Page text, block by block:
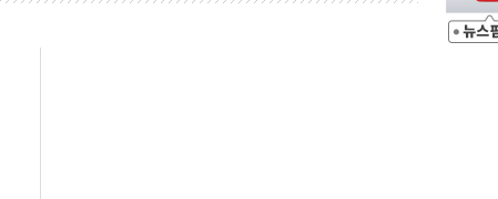
의보…10일까지 최대 3.5m 높은 물결
망 23명…정부, 비상대응기구 가동
상승으로 피서객 7명 고립…전원 구조
멍' 운영…페르세우스 유성우 관측